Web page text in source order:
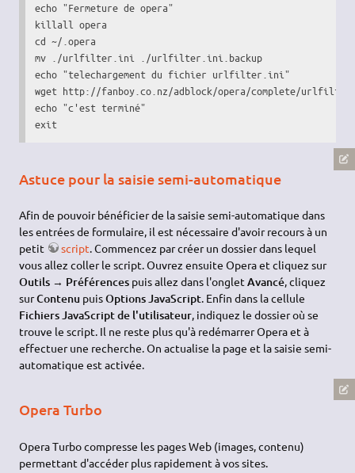
echo "Fermeture de opera"
killall opera
cd ~/.opera
mv ./urlfilter.ini ./urlfilter.ini.backup
echo "telechargement du fichier urlfilter.ini"
wget http://fanboy.co.nz/adblock/opera/complete/
echo "c'est terminé"
exit
Astuce pour la saisie semi-automatique
Afin de pouvoir bénéficier de la saisie semi-automatique dans
les entrées de formulaire, il est nécessaire d'avoir recours à un
petit
script. Commencez par créer un dossier dans lequel
vous allez coller le script. Ouvrez ensuite Opera et cliquez sur
Outils → Préférences puis allez dans l'ongletAvancé, cliquez
surContenu puisOptions JavaScript. Enfin dans la cellule
Fichiers JavaScript de l'utilisateur, indiquez le dossier où se
trouve le script. Il ne reste plus qu'à redémarrer Opera et à
effectuer une recherche. On actualise la page et la saisie semi-
automatique est activée.
Opera Turbo
Opera Turbo compresse les pages Web (images, contenu)
permettant d'accéder plus rapidement à vos sites.